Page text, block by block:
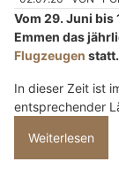
Vom 29. Juni bis
Emmen das
Flugzeugen statt.
In dieser Zeit ist
entsprechender
Weiterlesen